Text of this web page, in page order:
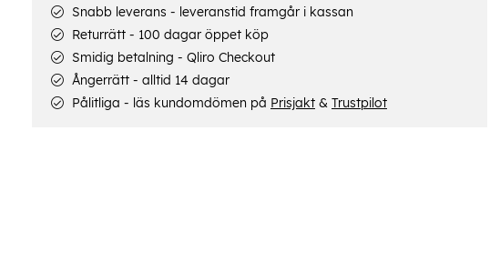
Snabb leverans - leveranstid framgår i kassan
Returrätt - 100 dagar öppet köp
Smidig betalning - Qliro Checkout
Ångerrätt - alltid 14 dagar
Pålitliga - läs kundomdömen på Prisjakt& Trustpilot